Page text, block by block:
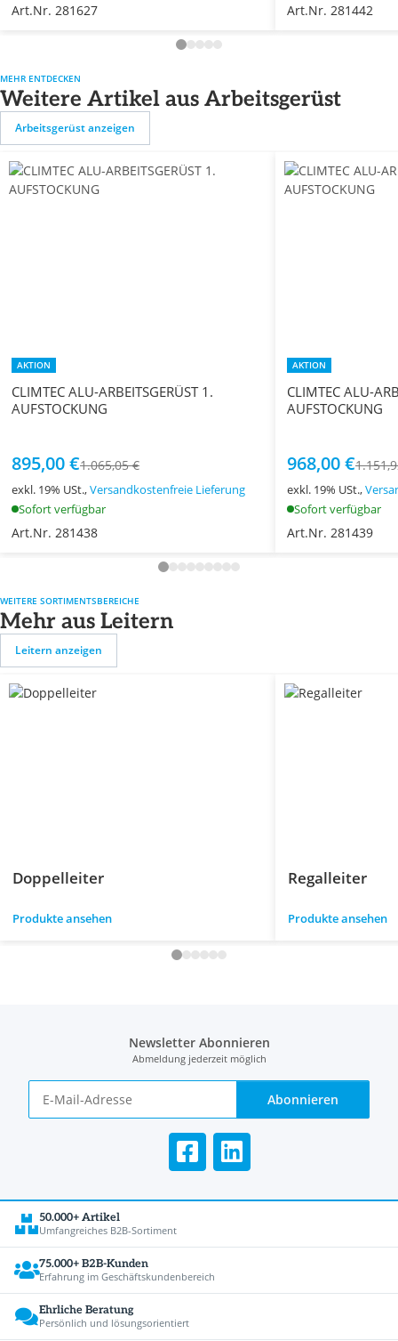
Art.Nr. 281627 Art.Nr. 281442
MEHR ENTDECKEN
Weitere Artikel aus Arbeitsgerüst
Arbeitsgerüst anzeigen
AKTION
CLIMTEC ALU-ARBEITSGERÜST 1.
AUFSTOCKUNG
895,00 €1.065,05 €
exkl. 19% USt.,Versandkostenfreie Lieferung
Sofort verfügbar
Art.Nr. 281438
AKTION
CLIMTEC ALU-
AUFSTOCKUNG
968,00 €
exkl. 19% USt.,
Sofort verfügbar
Art.Nr. 281439
WEITERE SORTIMENTSBEREICHE
Mehr aus Leitern
Leitern anzeigen
Doppelleiter
Produkte ansehen
Regalleiter
Produkte ansehen
Newsletter Abonnieren
Abmeldung jederzeit möglich
Abonnieren
50.000+ Artikel
Umfangreiches B2B-Sortiment
75.000+ B2B-Kunden
Erfahrung im Geschäftskundenbereich
Ehrliche Beratung
Persönlich und lösungsorientiert